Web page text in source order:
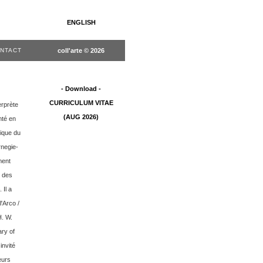
ENGLISH
coll'arte © 2026
en
du
des
Il a
/
W.
of
- Download -
CURRICULUM VITAE
(AUG 2026)